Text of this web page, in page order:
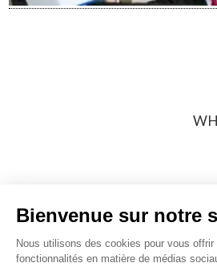
© GORON S.A. /1, rue d’Anjou –
Bienvenue sur notre
Nous utilisons des cookies pour vous offrir
fonctionnalités en matière de médias